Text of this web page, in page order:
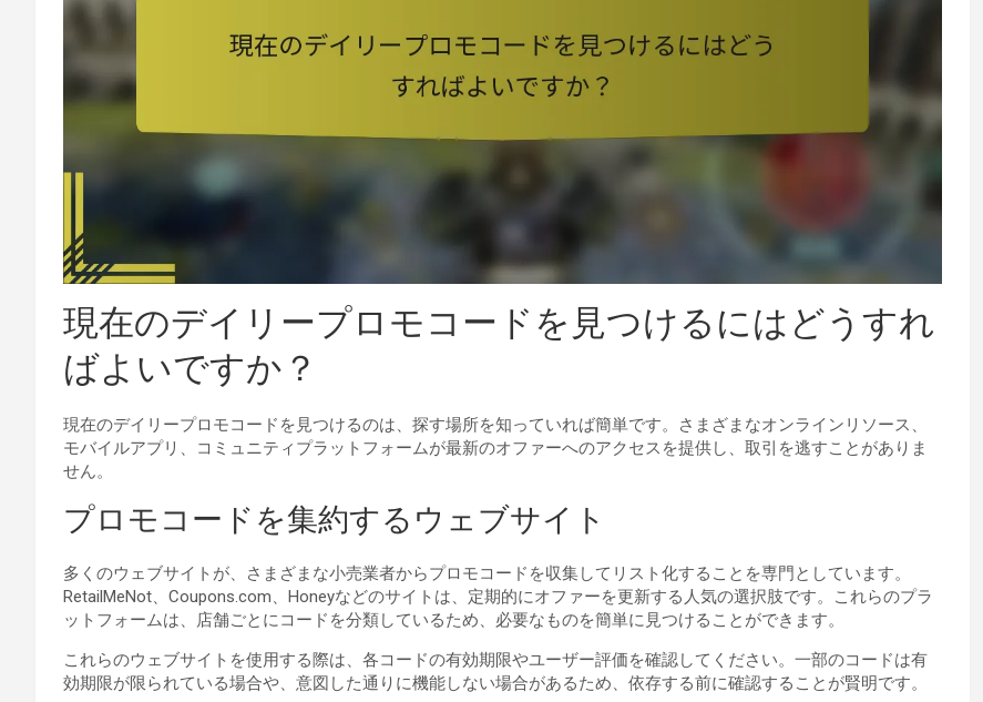
現在のデイリープロモコードを見つけるにはどうすれ
ばよいですか？
現在のデイリープロモコードを見つけるのは、探す場所を知っていれば簡単です。さまざまなオンラインリソース、
モバイルアプリ、コミュニティプラットフォームが最新のオファーへのアクセスを提供し、取引を逃すことがありま
せん。
プロモコードを集約するウェブサイト
多くのウェブサイトが、さまざまな小売業者からプロモコードを収集してリスト化することを専門としています。
RetailMeNot、Coupons.com、Honeyなどのサイトは、定期的にオファーを更新する人気の選択肢です。これらのプラ
ットフォームは、店舗ごとにコードを分類しているため、必要なものを簡単に見つけることができます。
これらのウェブサイトを使用する際は、各コードの有効期限やユーザー評価を確認してください。一部のコードは有
効期限が限られている場合や、意図した通りに機能しない場合があるため、依存する前に確認することが賢明です。